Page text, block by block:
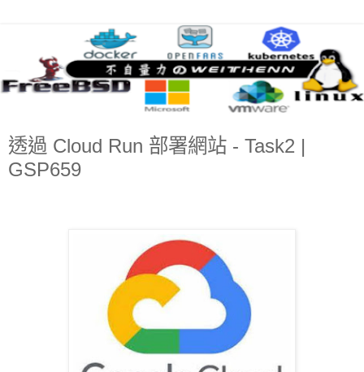
透過 Cloud Run 部署網站 - Task2 |
GSP659